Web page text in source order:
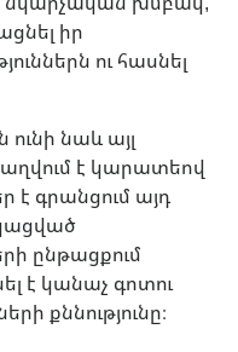
իր
ու հասնել
ունի նաև այլ
է կարատեով
է գրանցում այդ
ընթացքում
է կանաչ գոտու
քննությունը։